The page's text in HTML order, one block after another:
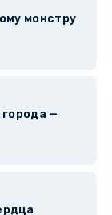
монстру
—